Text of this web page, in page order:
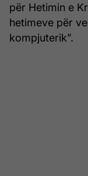
për Hetimin e
hetimeve për
kompjuterik”.